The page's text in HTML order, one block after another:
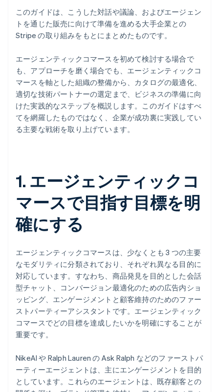
このガイドは、こうした対話や議論、およびエージェン
トを通じた販売に向けて準備を進める大手企業との
Stripe の取り組みをもとにまとめたものです。
エージェンティックコマースを初めて検討する場合で
も、アプローチを磨く場合でも、エージェンティックコ
マースを軸とした組織の整備から、カタログの最適化、
適切な技術パートナーの選定まで、ビジネスの準備に向
けた実践的なステップを概説します。このガイドはすべ
てを網羅したものではなく、企業が成功裏に実践してい
る主要な戦術を取り上げています。
1. エージェンティックコ
マースで目指す目標を明
確にする
エージェンティックコマースは、少なくとも 3 つの主要
なモダリティに分類されており、それぞれ異なる目的に
対応しています。すなわち、商品発見を目的とした会話
型チャット、コンバージョン最適化のための広告内ショ
ッピング、エンゲージメントと顧客維持のためのファー
ストパーティーアシスタントです。エージェンティック
コマースでどの目標を達成したいかを明確にすることが
重要です。
NikeAI や Ralph Lauren の Ask Ralph などのファーストパ
ーティーエージェントは、主にエンゲージメントを目的
としています。これらのエージェントは、既存顧客との